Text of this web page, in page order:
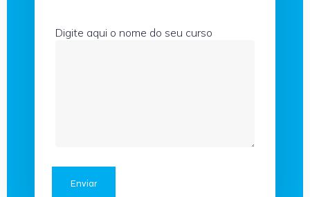
Digite aqui o nome do seu curso
Enviar